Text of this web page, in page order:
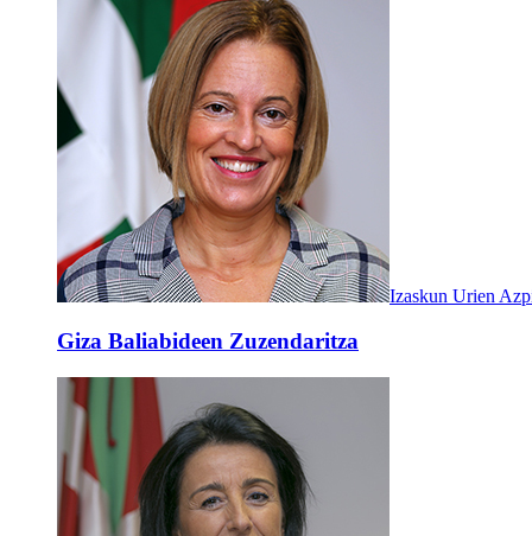
Izaskun Urien
Giza Baliabideen Zuzendaritza